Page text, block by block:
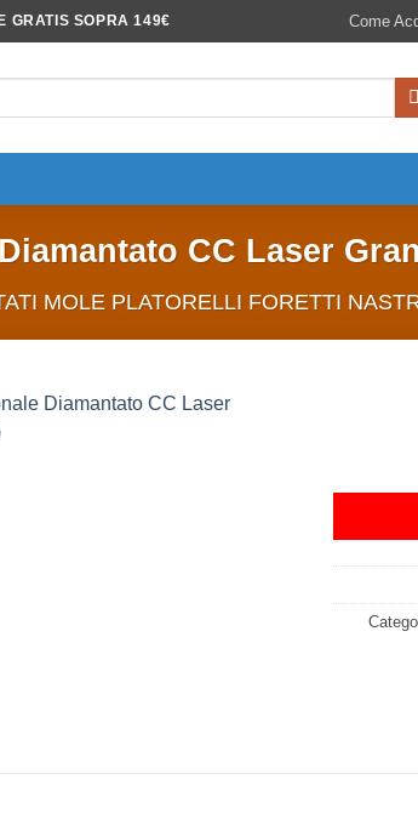
GRATIS SOPRA 149€ Come
CC Laser
MOLE PLATORELLI FORETTI